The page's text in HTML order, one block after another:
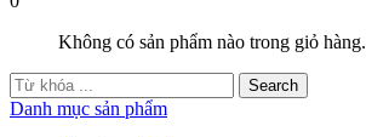
Không có sản phẩm nào trong giỏ hàng.
Danh mục sản phẩm